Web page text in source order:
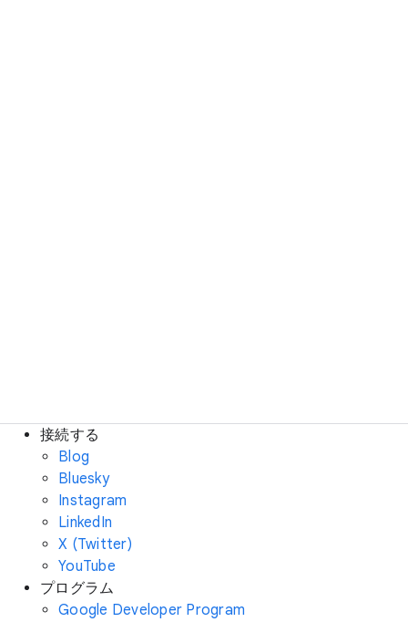
接続する
Blog
Bluesky
Instagram
LinkedIn
X (Twitter)
YouTube
プログラム
Google Developer Program